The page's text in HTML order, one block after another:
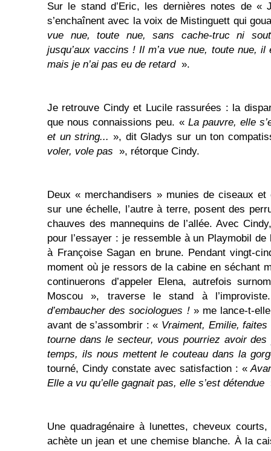
Sur le stand d’Eric, les dernières notes de «
s’enchaînent avec la voix de Mistinguett qui
vue nue, toute nue, sans cache-truc ni
jusqu’aux vaccins ! Il m’a vue nue, toute nue,
mais je n’ai pas eu de retard ».
Je retrouve Cindy et Lucile rassurées : la
que nous connaissions peu. « La pauvre, elle
et un string... », dit Gladys sur un ton
voler, vole pas », rétorque Cindy.
Deux « merchandisers » munies de ciseaux et
sur une échelle, l’autre à terre, posent des
chauves des mannequins de l’allée. Avec
pour l’essayer : je ressemble à un Playmobil de
à Françoise Sagan en brune. Pendant vingt-
moment où je ressors de la cabine en séchant
continuerons d’appeler Elena, autrefois
Moscou », traverse le stand à
d’embaucher des sociologues !» me lance-t-
avant de s’assombrir : « Vraiment, Emilie,
tourne dans le secteur, vous pourriez avoir
temps, ils nous mettent le couteau dans la
tourné, Cindy constate avec satisfaction : «
Elle a vu qu’elle gagnait pas, elle s’est détendue
Une quadragénaire à lunettes, cheveux
achète un jean et une chemise blanche. À la